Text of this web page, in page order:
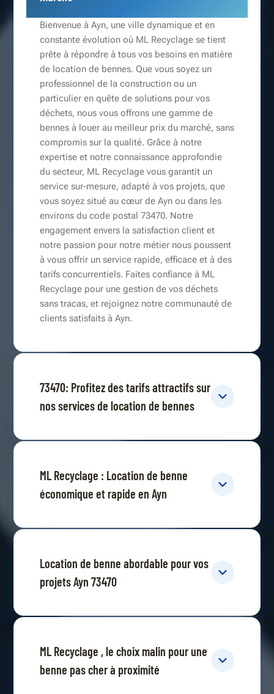
Bienvenue à Ayn, une ville dynamique et en
constante évolution où ML Recyclage se tient
prête à répondre à tous vos besoins en matière
de location de bennes. Que vous soyez un
professionnel de la construction ou un
particulier en quête de solutions pour vos
déchets, nous vous offrons une gamme de
bennes à louer au meilleur prix du marché, sans
compromis sur la qualité. Grâce à notre
expertise et notre connaissance approfondie
du secteur, ML Recyclage vous garantit un
service sur-mesure, adapté à vos projets, que
vous soyez situé au cœur de Ayn ou dans les
environs du code postal 73470. Notre
engagement envers la satisfaction client et
notre passion pour notre métier nous poussent
à vous offrir un service rapide, efficace et à des
tarifs concurrentiels. Faites confiance à ML
Recyclage pour une gestion de vos déchets
sans tracas, et rejoignez notre communauté de
clients satisfaits à Ayn.
73470: Profitez des tarifs attractifs sur
nos services de location de bennes
ML Recyclage : Location de benne
économique et rapide en Ayn
Location de benne abordable pour vos
projets Ayn 73470
ML Recyclage , le choix malin pour une
benne pas cher à proximité